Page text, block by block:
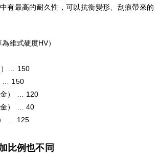
有最高的耐久性，可以抗衡變形、刮痕帶來的
維式硬度HV）
）… 150
… 150
金） … 120
金） … 40
… 125
比例也不同